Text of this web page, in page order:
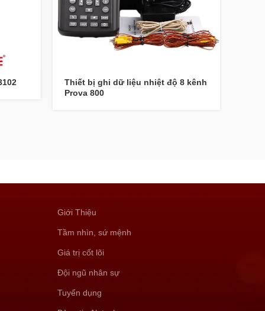
Thiết bị ghi dữ liệu nhiệt độ 8 kênh
Prova 800
Giới Thiệu
Tầm nhìn, sứ mệnh
Giá trị cốt lõi
Đội ngũ nhân sự
Tuyển dụng